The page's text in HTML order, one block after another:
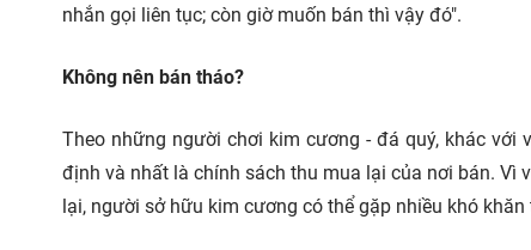
nhắn gọi liên tục; còn giờ muốn bán thì vậy đó".
Không nên bán tháo?
Theo những người chơi kim cương - đá quý, khác
định và nhất là chính sách thu mua lại của nơi bán. Vì
lại, người sở hữu kim cương có thể gặp nhiều khó